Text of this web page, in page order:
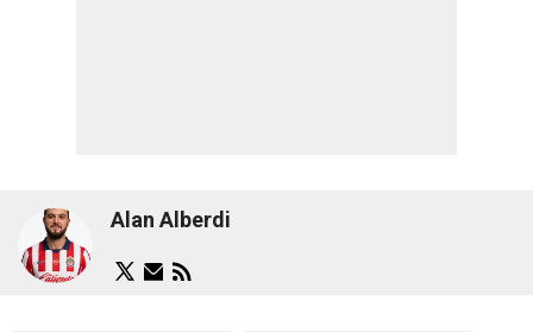
Alan Alberdi